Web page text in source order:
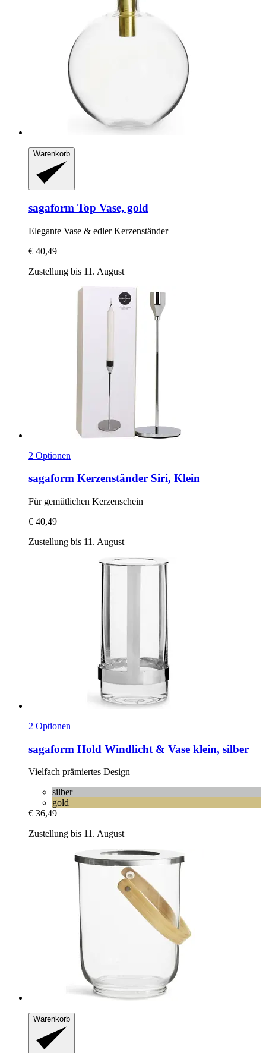
Warenkorb
sagaform Top Vase, gold
Elegante Vase & edler Kerzenständer
€ 40,49
Zustellung bis 11. August
2 Optionen
sagaform Kerzenständer Siri, Klein
Für gemütlichen Kerzenschein
€ 40,49
Zustellung bis 11. August
2 Optionen
sagaform Hold Windlicht & Vase klein, silber
Vielfach prämiertes Design
silber
gold
€ 36,49
Zustellung bis 11. August
Warenkorb